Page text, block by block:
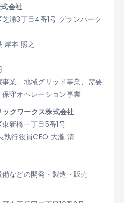
会社
浦3丁目4番1号 グランパーク
岸本 照之
事業、地域グリッド事業、需要
守オペレーション事業
クワークス株式会社
新橋一丁目5番1号
執行役員CEO 大瀧 清
などの開発・製造・販売